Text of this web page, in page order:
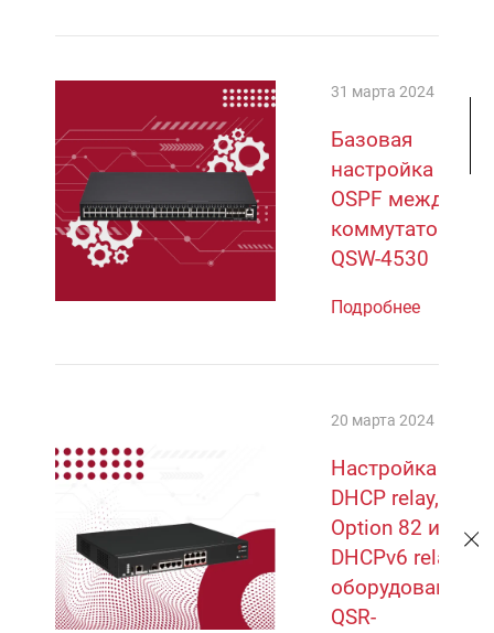
31 марта 2024
Базовая
настройка
OSPF между
коммутаторами
QSW-4530
Подробнее
20 марта 2024
Настройка
DHCP relay,
Option 82 и
DHCPv6 relay на
оборудовании
QSR-